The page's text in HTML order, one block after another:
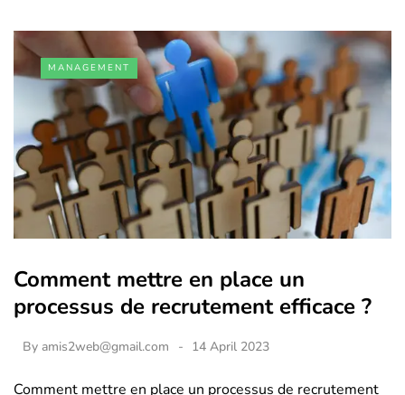
MANAGEMENT
Comment mettre en place un
processus de recrutement efficace ?
By amis2web@gmail.com 14 April 2023
Comment mettre en place un processus de recrutement